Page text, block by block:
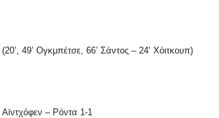
(20’, 49’ Ογκμπέτσε, 66’ Σάντος – 24’ Χόιτκουπ)
Αϊντχόφεν – Ρόντα 1-1